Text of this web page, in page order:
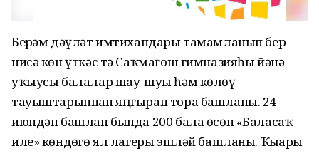
Берҙәм дәүләт имтихандары тамамланып бер
нисә көн үткәс тә Саҡмағош гимназияһы йәнә
уҡыусы балалар шау-шуы һәм көлөү
тауыштарыннан яңғырап тора башланы. 24
июндән башлап бында 200 бала өсөн «Баласаҡ
иле» көндөҙгө ял лагеры эшләй башланы. Ҡыҙҙарҙы